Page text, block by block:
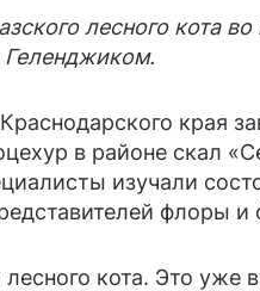
лесного кота во
Геленджиком.
края
в районе скал
изучали
флоры и
кота. Это уже